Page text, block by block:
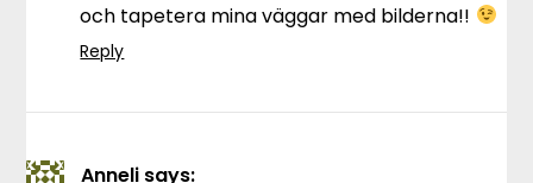
och tapetera mina väggar med bilderna!!
Reply
Anneli says: